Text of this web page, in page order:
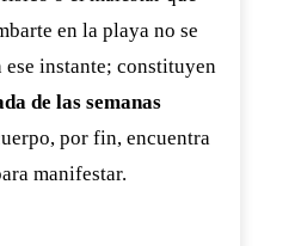
en la playa no se
ese instante; constituyen
de las semanas
por fin, encuentra
manifestar.